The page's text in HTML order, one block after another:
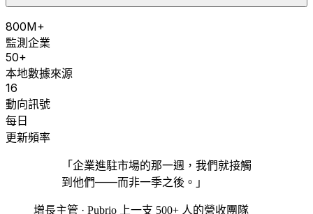
800M+
監測企業
50+
本地數據來源
16
動向訊號
每日
更新頻率
「企業進駐市場的那一週，我們就接觸
到他們——而非一季之後。」
增長主管 · Pubrio 上一支 500+ 人的營收團隊